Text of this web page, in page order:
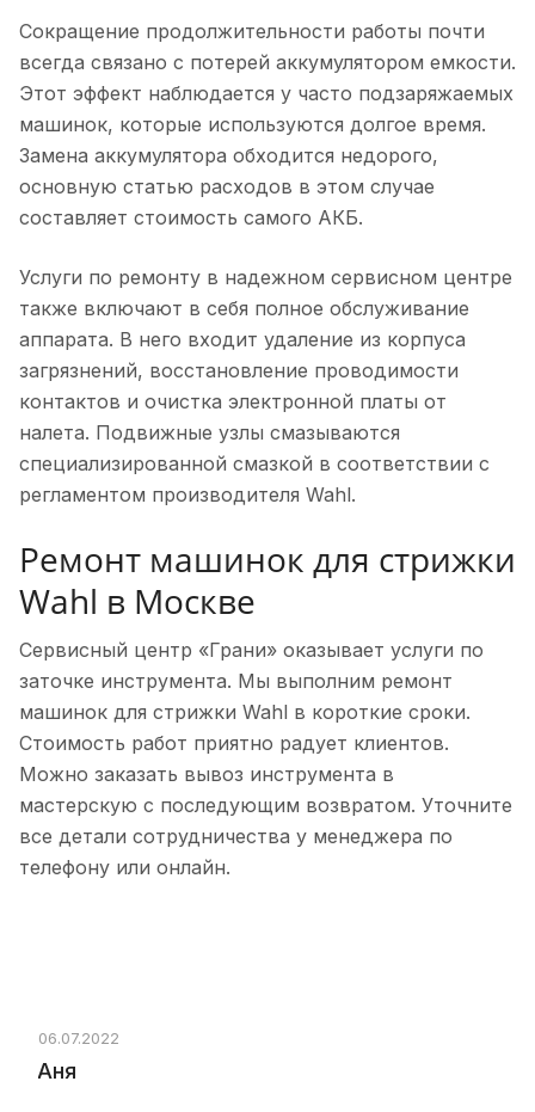
Сокращение продолжительности работы почти
всегда связано с потерей аккумулятором емкости.
Этот эффект наблюдается у часто подзаряжаемых
машинок, которые используются долгое время.
Замена аккумулятора обходится недорого,
основную статью расходов в этом случае
составляет стоимость самого АКБ.
Услуги по ремонту в надежном сервисном центре
также включают в себя полное обслуживание
аппарата. В него входит удаление из корпуса
загрязнений, восстановление проводимости
контактов и очистка электронной платы от
налета. Подвижные узлы смазываются
специализированной смазкой в соответствии с
регламентом производителя Wahl.
Ремонт машинок для стрижки
Wahl в Москве
Сервисный центр «Грани» оказывает услуги по
заточке инструмента. Мы выполним ремонт
машинок для стрижки Wahl в короткие сроки.
Стоимость работ приятно радует клиентов.
Можно заказать вывоз инструмента в
мастерскую с последующим возвратом. Уточните
все детали сотрудничества у менеджера по
телефону или онлайн.
06.07.2022
Аня